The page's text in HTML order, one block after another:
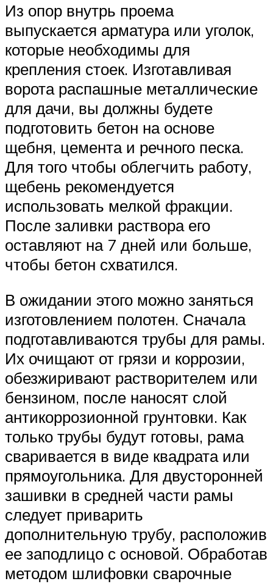
Из опор внутрь проема
выпускается арматура или уголок,
которые необходимы для
крепления стоек. Изготавливая
ворота распашные металлические
для дачи, вы должны будете
подготовить бетон на основе
щебня, цемента и речного песка.
Для того чтобы облегчить работу,
щебень рекомендуется
использовать мелкой фракции.
После заливки раствора его
оставляют на 7 дней или больше,
чтобы бетон схватился.
В ожидании этого можно заняться
изготовлением полотен. Сначала
подготавливаются трубы для рамы.
Их очищают от грязи и коррозии,
обезжиривают растворителем или
бензином, после наносят слой
антикоррозионной грунтовки. Как
только трубы будут готовы, рама
сваривается в виде квадрата или
прямоугольника. Для двусторонней
зашивки в средней части рамы
следует приварить
дополнительную трубу, расположив
ее заподлицо с основой. Обработав
методом шлифовки сварочные